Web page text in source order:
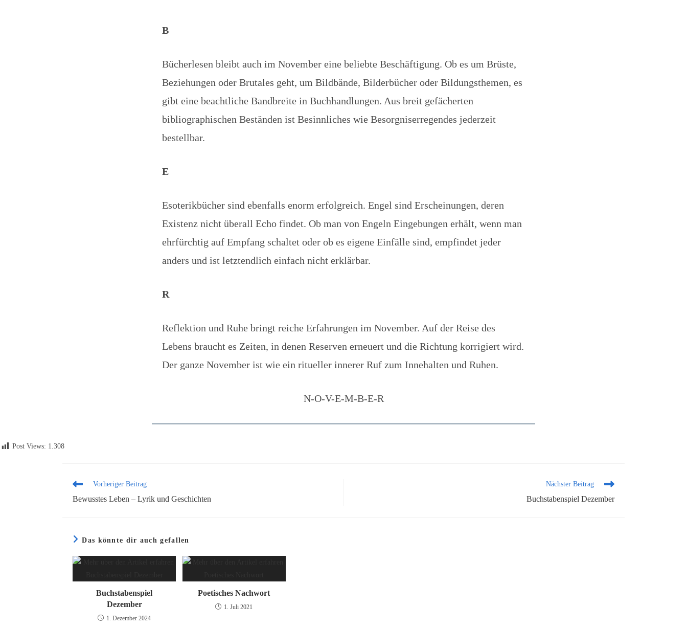
B
Bücherlesen bleibt auch im November eine beliebte Beschäftigung. Ob es um Brüste,
Beziehungen oder Brutales geht, um Bildbände, Bilderbücher oder Bildungsthemen, es
gibt eine beachtliche Bandbreite in Buchhandlungen. Aus breit gefächerten
bibliographischen Beständen ist Besinnliches wie Besorgniserregendes jederzeit
bestellbar.
E
Esoterikbücher sind ebenfalls enorm erfolgreich. Engel sind Erscheinungen, deren
Existenz nicht überall Echo findet. Ob man von Engeln Eingebungen erhält, wenn man
ehrfürchtig auf Empfang schaltet oder ob es eigene Einfälle sind, empfindet jeder
anders und ist letztendlich einfach nicht erklärbar.
R
Reflektion und Ruhe bringt reiche Erfahrungen im November. Auf der Reise des
Lebens braucht es Zeiten, in denen Reserven erneuert und die Richtung korrigiert wird.
Der ganze November ist wie ein ritueller innerer Ruf zum Innehalten und Ruhen.
N-O-V-E-M-B-E-R
Post Views: 1.308
Weitere
ansehen
Vorheriger Beitrag
Bewusstes Leben – Lyrik und Geschichten
Nächster Beitrag
Buchstabenspiel Dezember
Das könnte dir auch gefallen
Buchstabenspiel
Dezember
1. Dezember 2024
Poetisches Nachwort
1. Juli 2021